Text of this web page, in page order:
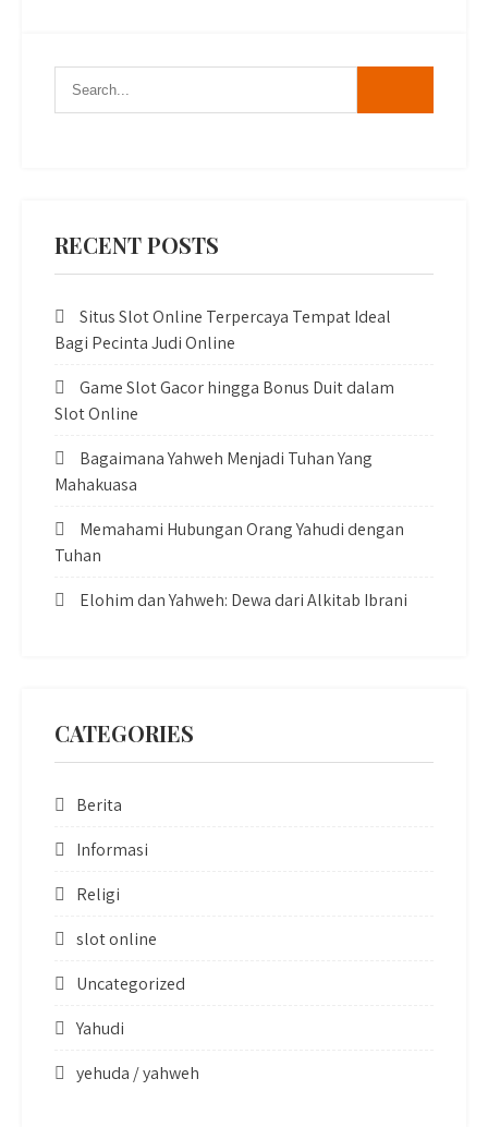
RECENT POSTS
Situs Slot Online Terpercaya Tempat Ideal
Bagi Pecinta Judi Online
Game Slot Gacor hingga Bonus Duit dalam
Slot Online
Bagaimana Yahweh Menjadi Tuhan Yang
Mahakuasa
Memahami Hubungan Orang Yahudi dengan
Tuhan
Elohim dan Yahweh: Dewa dari Alkitab Ibrani
CATEGORIES
Berita
Informasi
Religi
slot online
Uncategorized
Yahudi
yehuda / yahweh